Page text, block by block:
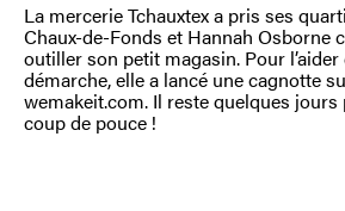
La mercerie Tchauxtex a pris ses
Chaux-de-Fonds et Hannah Osborne
outiller son petit magasin. Pour
démarche, elle a lancé une cagnotte
wemakeit.com. Il reste quelques
coup de pouce !